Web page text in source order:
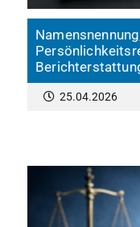
25.04.2026